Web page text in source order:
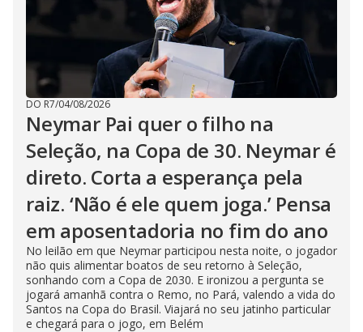
DO R7/04/08/2026
Neymar Pai quer o filho na
Seleção, na Copa de 30. Neymar é
direto. Corta a esperança pela
raiz. ‘Não é ele quem joga.’ Pensa
em aposentadoria no fim do ano
No leilão em que Neymar participou nesta noite, o jogador
não quis alimentar boatos de seu retorno à Seleção,
sonhando com a Copa de 2030. E ironizou a pergunta se
jogará amanhã contra o Remo, no Pará, valendo a vida do
Santos na Copa do Brasil. Viajará no seu jatinho particular
e chegará para o jogo, em Belém